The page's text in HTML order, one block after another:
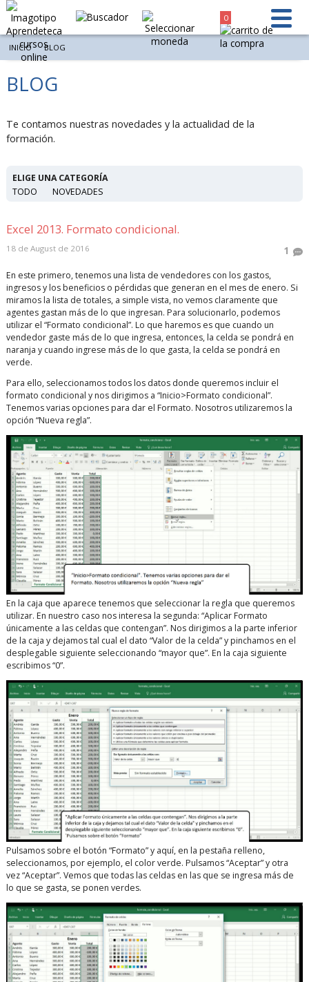
0
INICIO BLOG
BLOG
Te contamos nuestras novedades y la actualidad de la
formación.
ELIGE UNA CATEGORÍA
TODO
NOVEDADES
Excel 2013. Formato condicional.
18 de August de 2016 1
En este primero, tenemos una lista de vendedores con los gastos,
ingresos y los beneficios o pérdidas que generan en el mes de enero. Si
miramos la lista de totales, a simple vista, no vemos claramente que
agentes gastan más de lo que ingresan. Para solucionarlo, podemos
utilizar el “Formato condicional”. Lo que haremos es que cuando un
vendedor gaste más de lo que ingresa, entonces, la celda se pondrá en
naranja y cuando ingrese más de lo que gasta, la celda se pondrá en
verde.
Para ello, seleccionamos todos los datos donde queremos incluir el
formato condicional y nos dirigimos a “Inicio>Formato condicional”.
Tenemos varias opciones para dar el Formato. Nosotros utilizaremos la
opción “Nueva regla”.
En la caja que aparece tenemos que seleccionar la regla que queremos
utilizar. En nuestro caso nos interesa la segunda: “Aplicar Formato
únicamente a las celdas que contengan”. Nos dirigimos a la parte inferior
de la caja y dejamos tal cual el dato “Valor de la celda” y pinchamos en el
desplegable siguiente seleccionando “mayor que”. En la caja siguiente
escribimos “0”.
Pulsamos sobre el botón “Formato” y aquí, en la pestaña relleno,
seleccionamos, por ejemplo, el color verde. Pulsamos “Aceptar” y otra
vez “Aceptar”. Vemos que todas las celdas en las que se ingresa más de
lo que se gasta, se ponen verdes.